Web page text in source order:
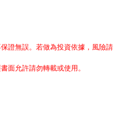
證無誤。若做為投資依據，風險請
面允許請勿轉載或使用。